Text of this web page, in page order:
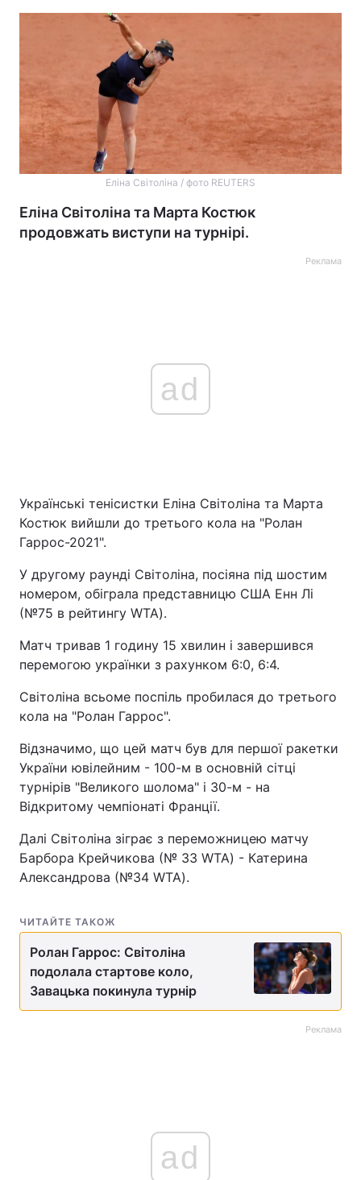
Еліна Світоліна / фото REUTERS
Еліна Світоліна та Марта Костюк
продовжать виступи на турнірі.
Реклама
ad
Українські тенісистки Еліна Світоліна та Марта
Костюк вийшли до третього кола на "Ролан
Гаррос-2021".
У другому раунді Світоліна, посіяна під шостим
номером, обіграла представницю США Енн Лі
(№75 в рейтингу WTA).
Матч тривав 1 годину 15 хвилин і завершився
перемогою українки з рахунком 6:0, 6:4.
Світоліна всьоме поспіль пробилася до третього
кола на "Ролан Гаррос".
Відзначимо, що цей матч був для першої ракетки
України ювілейним - 100-м в основній сітці
турнірів "Великого шолома" і 30-м - на
Відкритому чемпіонаті Франції.
Далі Світоліна зіграє з переможницею матчу
Барбора Крейчикова (№ 33 WTA) - Катерина
Александрова (№34 WTA).
ЧИТАЙТЕ ТАКОЖ
Ролан Гаррос: Світоліна
подолала стартове коло,
Завацька покинула турнір
Реклама
ad